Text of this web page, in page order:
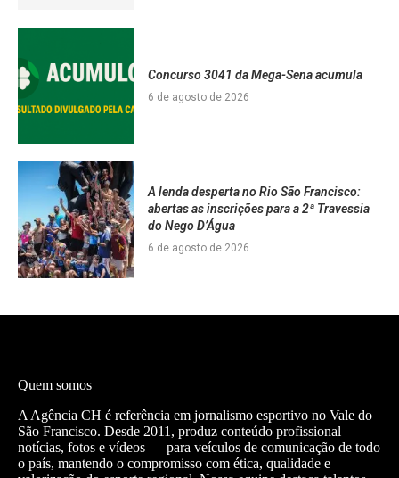
Concurso 3041 da Mega-Sena acumula
6 de agosto de 2026
A lenda desperta no Rio São Francisco:
abertas as inscrições para a 2ª Travessia
do Nego D’Água
6 de agosto de 2026
Quem somos
A Agência CH é referência em jornalismo esportivo no Vale do
São Francisco. Desde 2011, produz conteúdo profissional —
notícias, fotos e vídeos — para veículos de comunicação de todo
o país, mantendo o compromisso com ética, qualidade e